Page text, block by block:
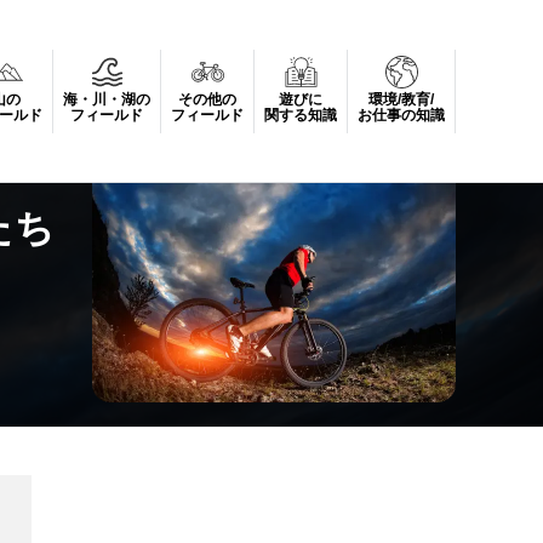
の
ルド
海・川・湖の
フィールド
その他の
フィールド
遊びに
関する知識
環境/教育/
お仕事の知識
ち